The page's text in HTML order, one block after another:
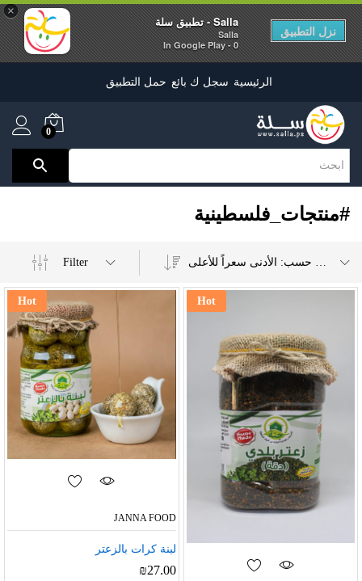
×
Salla - تطبيق سلة
Salla
0 - In Google Play
نزل التطبيق
الرئيسية سجل ك بائع حمل التطبيق
0
#منتجات_فلسطينية
Filter ترتيب حسب: الأدنى سعراً للأعلى
Hot
Hot
JANNA FOOD
لبنة كرات بالزعتر
₪27.00